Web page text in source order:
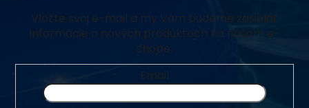
Vložte svoj e-mail a my Vám budeme zasielať
informácie o nových produktoch na našom e-
shope.
Email